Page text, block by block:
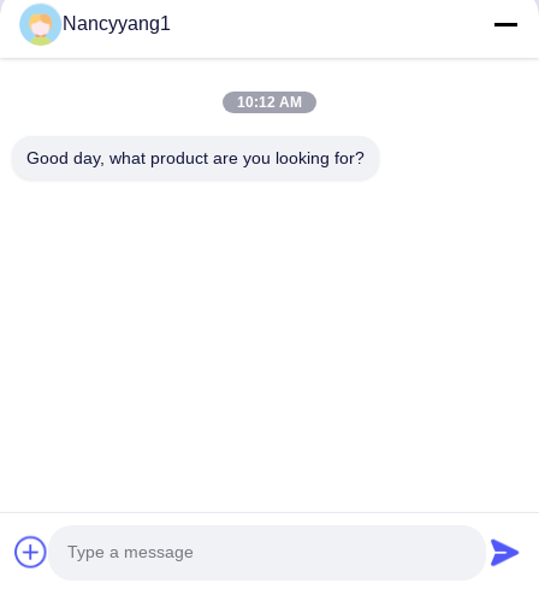
BIZIMLE İLETIŞIM
© 2026 Runsing Composites Co., Ltd.. All Rights Reserved.
Nancyyang1
10:12 AM
Good day, what product are you looking for?